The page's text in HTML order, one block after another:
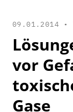
09.01.2014 •
vor
Gase